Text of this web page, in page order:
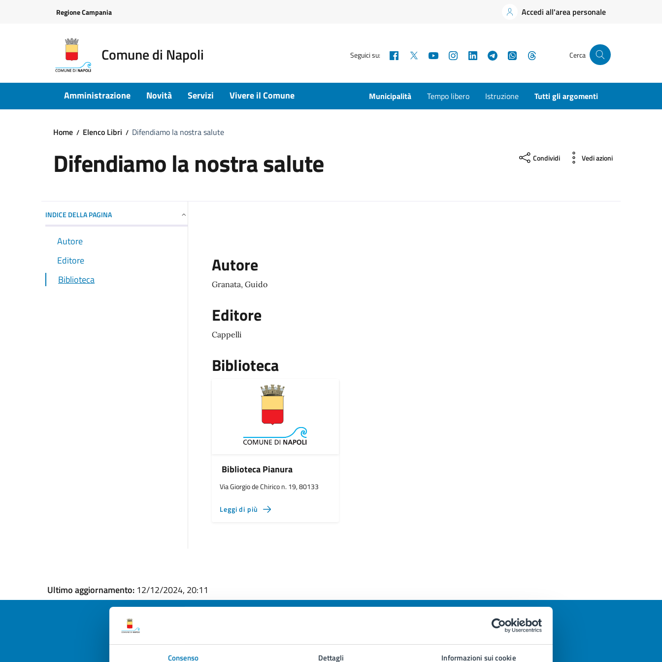
Consenso Dettagli Informazioni sui cookie
Regione Campania Accedi all'area personale
Comune di Napoli Seguici su: Facebook YouTubeInstagramLinkedInTelegramWhatsApp Cerca
Amministrazione Novità Servizi Vivere il Comune Municipalità Tempo libero Istruzione Tutti gli argomenti
Home Elenco Libri Difendiamo la nostra salute
Difendiamo la nostra salute Condividi Vedi azioni
INDICE DELLA PAGINA
Autore
Editore
Biblioteca
Autore
Granata, Guido
Editore
Cappelli
Biblioteca
Biblioteca Pianura
Via Giorgio de Chirico n. 19, 80133
Leggi di più
Ultimo aggiornamento: 12/12/2024, 20:11